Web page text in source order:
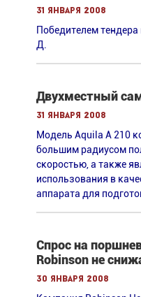
31 января 2008
Победителем
Д.
Двухместный
31 января 2008
Модель Aquila A 210
большим радиусом
скоростью, а также
использования в
аппарата для
Спрос на
Robinson не
30 января 2008